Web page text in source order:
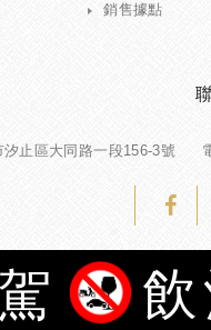
銷售據點
汐止區大同路一段156-3號
Copyright © 豐賀酒業股